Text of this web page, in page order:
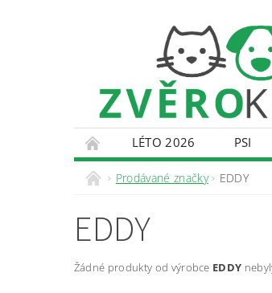
LÉTO 2026 PSI
KONTAKTY
DOPRAVA A
Prodávané značky EDDY
EDDY
Žádné produkty od výrobce EDDY